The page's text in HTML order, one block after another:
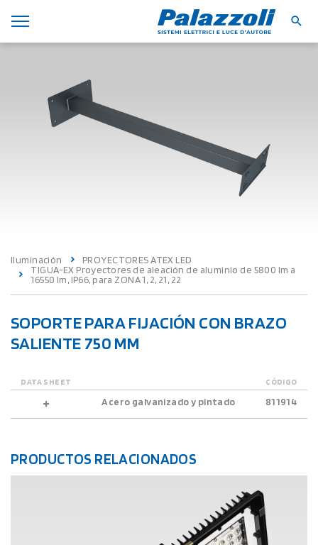
Iluminación
PROYECTORES ATEX LED
TIGUA-EX Proyectores de aleación de aluminio de 5800 lm a
16550 lm, IP66, para ZONA 1, 2, 21, 22
SOPORTE PARA FIJACIÓN CON BRAZO
SALIENTE 750 MM
DATA SHEET CÓDIGO
Acero galvanizado y pintado 811914
PRODUCTOS RELACIONADOS